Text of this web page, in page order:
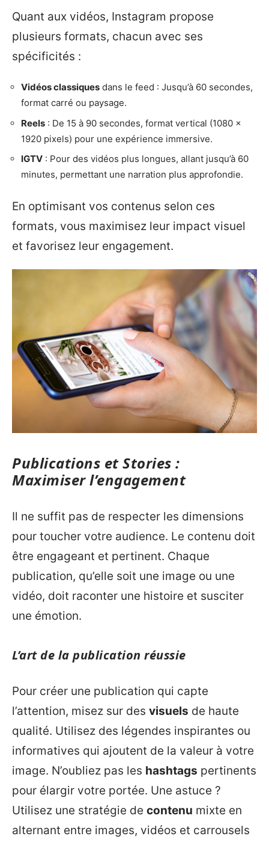
Quant aux vidéos, Instagram propose
plusieurs formats, chacun avec ses
spécificités :
Vidéos classiques dans le feed : Jusqu’à 60 secondes,
format carré ou paysage.
Reels : De 15 à 90 secondes, format vertical (1080 x
1920 pixels) pour une expérience immersive.
IGTV : Pour des vidéos plus longues, allant jusqu’à 60
minutes, permettant une narration plus approfondie.
En optimisant vos contenus selon ces
formats, vous maximisez leur impact visuel
et favorisez leur engagement.
Publications et Stories :
Maximiser l’engagement
Il ne suffit pas de respecter les dimensions
pour toucher votre audience. Le contenu doit
être engageant et pertinent. Chaque
publication, qu’elle soit une image ou une
vidéo, doit raconter une histoire et susciter
une émotion.
L’art de la publication réussie
Pour créer une publication qui capte
l’attention, misez sur des visuels de haute
qualité. Utilisez des légendes inspirantes ou
informatives qui ajoutent de la valeur à votre
image. N’oubliez pas les hashtags pertinents
pour élargir votre portée. Une astuce ?
Utilisez une stratégie de contenu mixte en
alternant entre images, vidéos et carrousels